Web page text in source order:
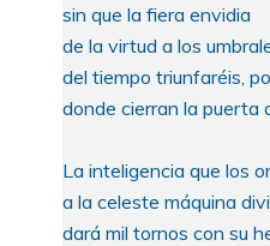
sin que la fiera envidia
de la virtud a los
del tiempo triunfaréis,
donde cierran la puerta
La inteligencia que los
a la celeste máquina
dará mil tornos con su